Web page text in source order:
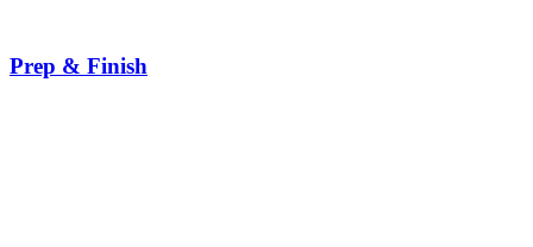
Prep & Finish